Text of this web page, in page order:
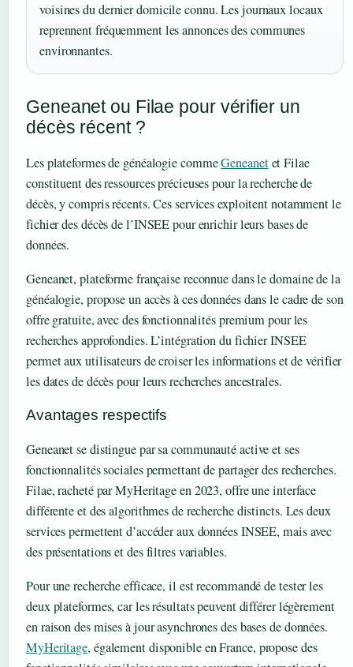
voisines du dernier domicile connu. Les journaux locaux
reprennent fréquemment les annonces des communes
environnantes.
Geneanet ou Filae pour vérifier un
décès récent ?
Les plateformes de généalogie commeGeneanetet Filae
constituent des ressources précieuses pour la recherche de
décès, y compris récents. Ces services exploitent notamment le
fichier des décès de l’INSEE pour enrichir leurs bases de
données.
Geneanet, plateforme française reconnue dans le domaine de la
généalogie, propose un accès à ces données dans le cadre de son
offre gratuite, avec des fonctionnalités premium pour les
recherches approfondies. L’intégration du fichier INSEE
permet aux utilisateurs de croiser les informations et de vérifier
les dates de décès pour leurs recherches ancestrales.
Avantages respectifs
Geneanet se distingue par sa communauté active et ses
fonctionnalités sociales permettant de partager des recherches.
Filae, racheté par MyHeritage en 2023, offre une interface
différente et des algorithmes de recherche distincts. Les deux
services permettent d’accéder aux données INSEE, mais avec
des présentations et des filtres variables.
Pour une recherche efficace, il est recommandé de tester les
deux plateformes, car les résultats peuvent différer légèrement
en raison des mises à jour asynchrones des bases de données.
MyHeritage, également disponible en France, propose des